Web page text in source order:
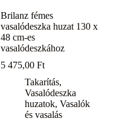
Brilanz fémes
vasalódeszka huzat 130 x
48 cm-es
vasalódeszkához
5 475,00Ft
Takarítás,
Vasalódeszka
huzatok,Vasalók
és vasalás